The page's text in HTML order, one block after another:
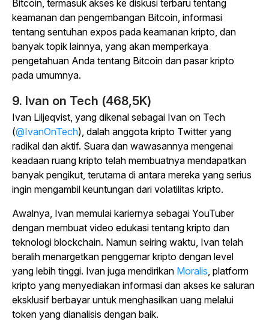
Bitcoin, termasuk akses ke diskusi terbaru tentang
keamanan dan pengembangan Bitcoin, informasi
tentang sentuhan expos pada keamanan kripto, dan
banyak topik lainnya, yang akan memperkaya
pengetahuan Anda tentang Bitcoin dan pasar kripto
pada umumnya.
9. Ivan on Tech (468,5K)
Ivan Liljeqvist, yang dikenal sebagai Ivan on Tech
(@IvanOnTech), dalah anggota kripto Twitter yang
radikal dan aktif. Suara dan wawasannya mengenai
keadaan ruang kripto telah membuatnya mendapatkan
banyak pengikut, terutama di antara mereka yang serius
ingin mengambil keuntungan dari volatilitas kripto.
Awalnya, Ivan memulai kariernya sebagai YouTuber
dengan membuat video edukasi tentang kripto dan
teknologi blockchain. Namun seiring waktu, Ivan telah
beralih menargetkan penggemar kripto dengan level
yang lebih tinggi. Ivan juga mendirikan Moralis, platform
kripto yang menyediakan informasi dan akses ke saluran
eksklusif berbayar untuk menghasilkan uang melalui
token yang dianalisis dengan baik.